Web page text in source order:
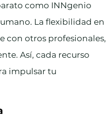
como INNgenio
La flexibilidad en
con otros profesionales,
Así, cada recurso
impulsar tu